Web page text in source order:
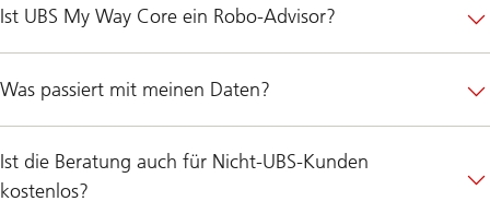
Ist UBS My Way Core ein Robo-Advisor?
Was passiert mit meinen Daten?
Ist die Beratung auch für Nicht-UBS-Kunden
kostenlos?